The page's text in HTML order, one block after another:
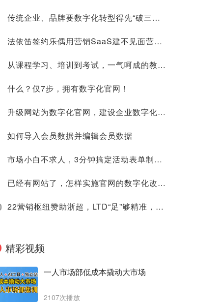
传统企业、品牌要数字化转型得先“破三立五”
法依笛签约乐偶用营销SaaS建不见面营销平台，社交裂变私域流量乐通达
从课程学习、培训到考试，一气呵成的教培系统，你见过吗？
什么？仅7步，拥有数字化官网！
升级网站为数字化官网，建设企业数字化市场部！
如何导入会员数据并编辑会员数据
市场小白不求人，3分钟搞定活动表单制作，轻松收集客户信息
已经有网站了，怎样实施官网的数字化改造与升级？
22营销枢纽赞助浙超，LTD“足”够精准，踢开获客增长“新球门”
精彩视频
一人市场部低成本撬动大市场
2107次播放